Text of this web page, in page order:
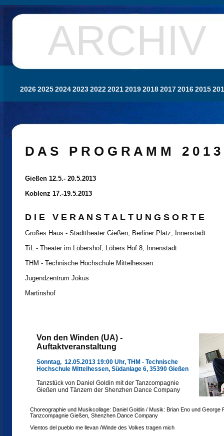
ARCHIV
20262025202420232022202120192018201720162015
D A S P R O G R A M M 2 0 1 3
Gießen 12.5.- 20.5.2013
Koblenz 17.-19.5.2013
D I E V E R A N S T A L T U N G S O R T E
Großes Haus - Stadttheater Gießen, Berliner Platz, Innenstadt
TiL - Theater im Löbershof, Löbers Hof 8, Innenstadt
THM - Technische Hochschule Mittelhessen
Jugendzentrum Jokus
Martinshof
Von den Winden (UA) -
Auftaktveranstaltung
Sonntag, 12.05.2013 19:00 Uhr, THM - Technische
Hochschule Mittelhessen, Südanlage 6, 35390 Gießen
Tanzstück von Daniel Goldin mit der Tanzcompagnie
Gießen und Tänzern der Shenzhen Dance Company
Choreographie und Musikcollage: Daniel Goldin / Musik: Brian Eno und George
Tanzcompagnie Gießen, Shenzhen Dance Company
Vientos del pueblo me llevan /Winde des Volkes tragen mich